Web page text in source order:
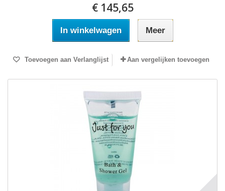
€ 145,65
In winkelwagen Meer
Toevoegen aan Verlanglijst Aan vergelijken toevoegen